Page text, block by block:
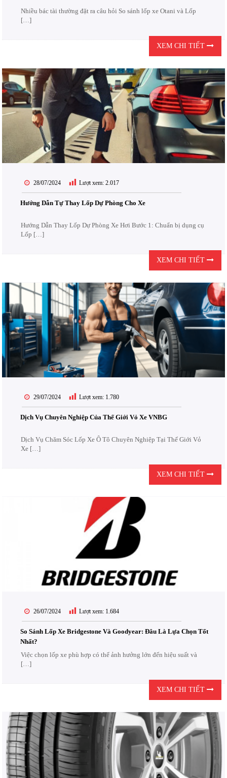
Nhiều bác tài thường đặt ra câu hỏi So sánh lốp xe Otani và Lốp
[…]
XEM CHI TIẾT
28/07/2024 Lượt xem: 2.017
Hướng Dẫn Tự Thay Lốp Dự Phòng Cho Xe
Hướng Dẫn Thay Lốp Dự Phòng Xe Hơi Bước 1: Chuẩn bị dụng cụ
Lốp […]
XEM CHI TIẾT
29/07/2024 Lượt xem: 1.780
Dịch Vụ Chuyên Nghiệp Của Thế Giới Vỏ Xe VNBG
Dịch Vụ Chăm Sóc Lốp Xe Ô Tô Chuyên Nghiệp Tại Thế Giới Vỏ
Xe […]
XEM CHI TIẾT
26/07/2024 Lượt xem: 1.684
So Sánh Lốp Xe Bridgestone Và Goodyear: Đâu Là Lựa Chọn Tốt
Nhất?
Việc chọn lốp xe phù hợp có thể ảnh hưởng lớn đến hiệu suất và
[…]
XEM CHI TIẾT